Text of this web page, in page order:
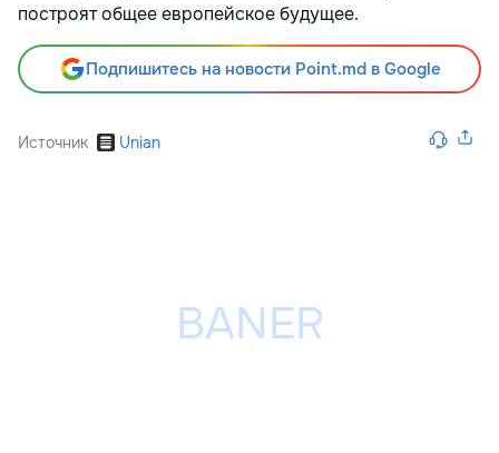
построят общее европейское будущее.
Подпишитесь на новости Point.md в Google
Источник Unian